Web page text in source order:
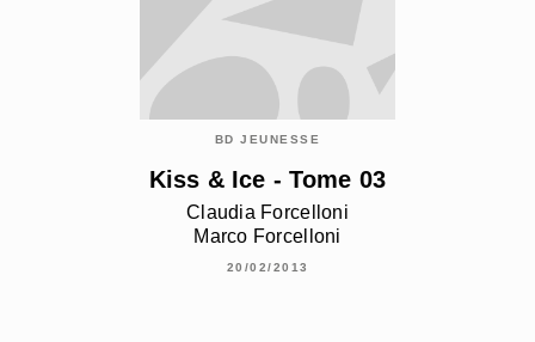
BD JEUNESSE
Kiss & Ice - Tome 03
Claudia Forcelloni
Marco Forcelloni
20/02/2013